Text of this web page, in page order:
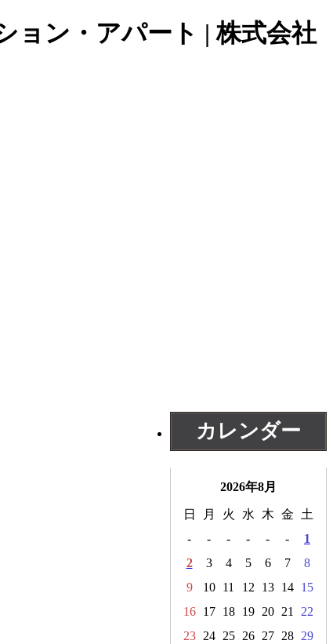
ョン・アパート | 株式会社
カレンダー
2026年8月
日 月 火 水 木 金
土
-
- - - - -
1
2
3 4 5 6 7
8
9
10 11 12 13 14
15
16
17 18 19 20 21
22
23
24 25 26 27 28
29